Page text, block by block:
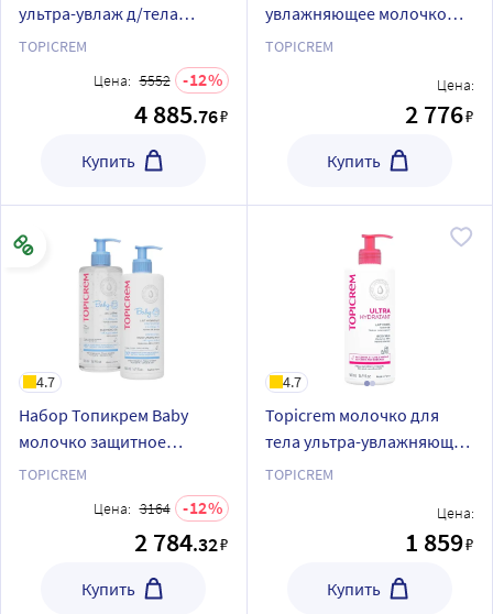
ультра-увлаж д/тела
1000мл из 2 уп со скидкой
TOPICREM
Цена: 5552 12
4 885.76₽
Купить
увлажняющее молочко
для тела 1000 мл
TOPICREM
Цена:
2 776₽
Купить
4.7
Набор Топикрем Baby
молочко защитное
увлажняющее 500мл +
гель нежный очищающий
500мл со скидкой
TOPICREM
Цена: 3164 12
2 784.32₽
Купить
4.7
Topicrem молочко для
тела ультра-увлажняющее
500 мл
TOPICREM
Цена:
1 859₽
Купить